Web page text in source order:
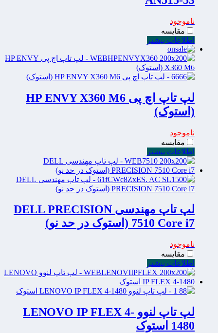
ناموجود
مقایسه
اطلاعات بیشتر
لپ تاپ اچ پی HP ENVY X360 M6
(استوک)
ناموجود
مقایسه
اطلاعات بیشتر
لپ تاپ مهندسی DELL PRECISION
7510 Core i7 (استوک در حد نو)
ناموجود
مقایسه
اطلاعات بیشتر
لپ تاپ لنوو LENOVO IP FLEX 4-
1480 استوک